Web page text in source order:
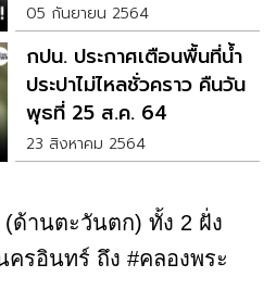
05 กันยายน 2564
กปน. ประกาศเตือนพื้นที่น้ำ
ประปาไม่ไหลชั่วคราว คืนวัน
พุธที่ 25 ส.ค. 64
23 สิงหาคม 2564
ด้านตะวันตก) ทั้ง 2 ฝั่ง
รอินทร์ ถึง #คลองพระ